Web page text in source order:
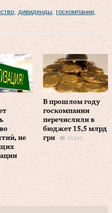
дивиденды госкомпании
не
В прошлом году
госкомпании
перечислили в
бюджет 15,5 млрд
грн
21340